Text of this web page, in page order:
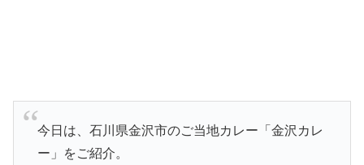
今日は、石川県金沢市のご当地カレー「金沢カレ
ー」をご紹介。